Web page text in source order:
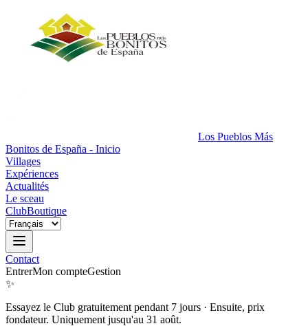
Los Pueblos Más
Bonitos de España - Inicio
Villages
Expériences
Actualités
Le sceau
ClubBoutique
Contact
EntrerMon compteGestion
✨
Essayez le Club gratuitement pendant 7 jours · Ensuite, prix
fondateur. Uniquement jusqu'au 31 août.